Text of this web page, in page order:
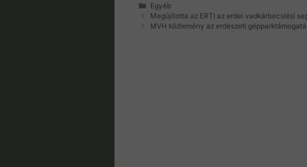
Kategória
Egyéb
Megújította az ERTI az erdei vadkárbecslési
MVH közlemény az erdészeti